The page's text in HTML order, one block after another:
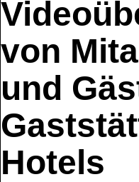
von
und
Hotels